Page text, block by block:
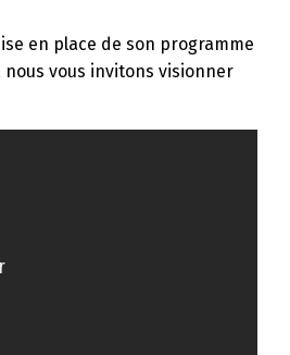
en place de son programme
vous invitons visionner